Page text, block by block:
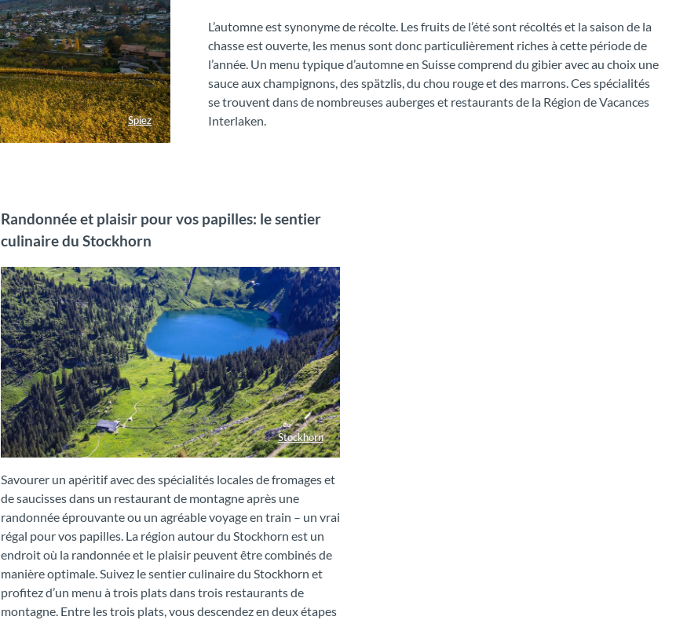
Spiez
L’automne est synonyme de récolte. Les fruits de l’été sont récoltés et la saison de la
chasse est ouverte, les menus sont donc particulièrement riches à cette période de
l’année. Un menu typique d’automne en Suisse comprend du gibier avec au choix une
sauce aux champignons, des spätzlis, du chou rouge et des marrons. Ces spécialités
se trouvent dans de nombreuses auberges et restaurants de la Région de Vacances
Interlaken.
Randonnée et plaisir pour vos papilles: le sentier
culinaire du Stockhorn
Stockhorn
Aussicht auf die Oberstockenalp
Savourer un apéritif avec des spécialités locales de fromages et
de saucisses dans un restaurant de montagne après une
randonnée éprouvante ou un agréable voyage en train – un vrai
régal pour vos papilles. La région autour du Stockhorn est un
endroit où la randonnée et le plaisir peuvent être combinés de
manière optimale. Suivez le sentier culinaire du Stockhorn et
profitez d’un menu à trois plats dans trois restaurants de
montagne. Entre les trois plats, vous descendez en deux étapes